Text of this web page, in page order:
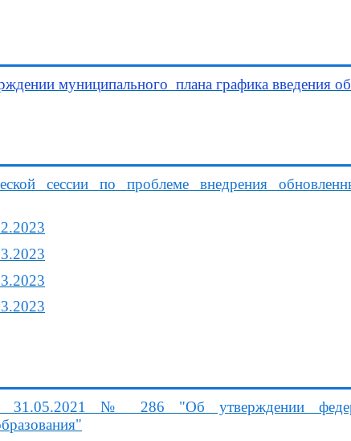
муниципального плана графика введения
сессии по проблеме внедрения
№ 286 "Об утверждении